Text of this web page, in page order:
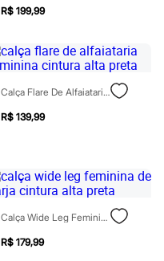
R$ 199,99
Calça Flare De Alfaiataria Feminina Cintura Alta Preta
R$ 139,99
Calça Wide Leg Feminina De Sarja Cintura Alta Preta
R$ 179,99